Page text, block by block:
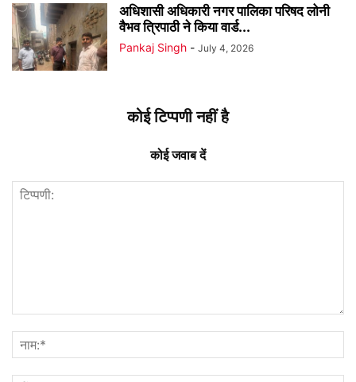
अधिशासी अधिकारी नगर पालिका परिषद लोनी
वैभव त्रिपाठी ने किया वार्ड...
Pankaj Singh - July 4, 2026
कोई टिप्पणी नहीं है
कोई जवाब दें